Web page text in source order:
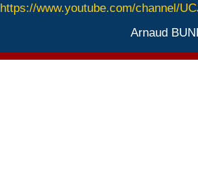
https://www.youtube.com/channel/
Arnaud